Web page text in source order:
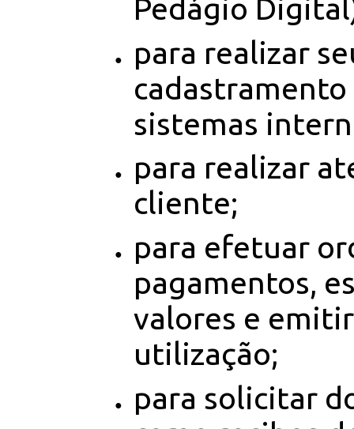
Pedágio
para realizar
cadastramento
sistemas
para realizar
cliente;
para efetuar
pagamentos,
valores e
utilização;
para solicitar